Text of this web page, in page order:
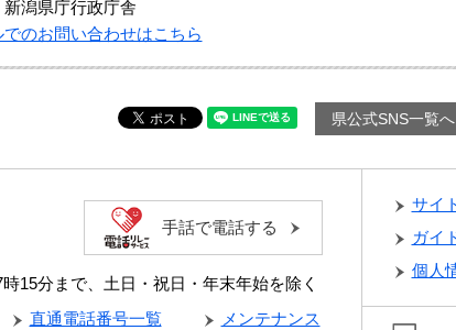
潟県庁行政庁舎
でのお問い合わせはこちら
県公式SNS一覧へ
15分まで、土日・祝日・年末年始を除く
手話で電話する
直通電話番号一覧 メンテナンス
サイ
ガイ
個人